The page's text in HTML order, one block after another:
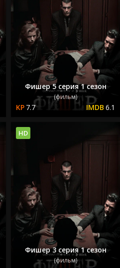
Фишер 5 серия 1 сезон
(фильм)
7.7 6.1
Фишер 3 серия 1 сезон
(фильм)
HD